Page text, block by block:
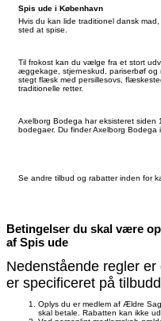
Spis ude i København
Hvis du kan lide traditionel dansk
sted at spise.
Til frokost kan du vælge fra et stort
æggekage, stjerneskud, pariserbøf og
stegt flæsk med persillesovs,
traditionelle retter.
Axelborg Bodega har eksisteret
bodegaer. Du finder Axelborg Bodega
Se andre tilbud og rabatter inden for
Betingelser du skal være
af Spis ude
Nedenstående regler
er specificeret på
Oplys du er medlem af Ældre
skal betale. Rabatten kan ikke